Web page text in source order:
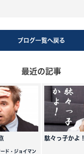
ブログ一覧へ戻る
最近の記事
ド・ジョイマン
駄々っ子かよ！